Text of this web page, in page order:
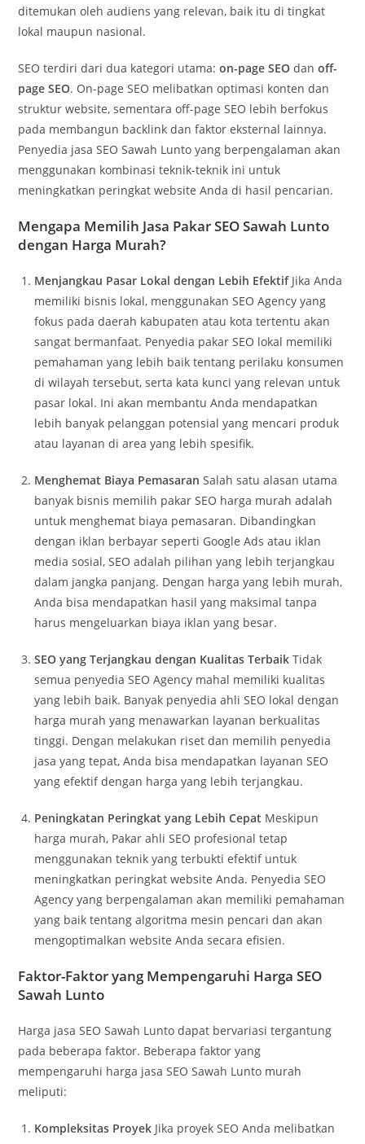
ditemukan oleh audiens yang relevan, baik itu di tingkat
lokal maupun nasional.
SEO terdiri dari dua kategori utama:on-page SEO danoff-
page SEO. On-page SEO melibatkan optimasi konten dan
struktur website, sementara off-page SEO lebih berfokus
pada membangun backlink dan faktor eksternal lainnya.
Penyedia jasa SEO Sawah Lunto yang berpengalaman akan
menggunakan kombinasi teknik-teknik ini untuk
meningkatkan peringkat website Anda di hasil pencarian.
Mengapa Memilih Jasa Pakar SEO Sawah Lunto
dengan Harga Murah?
Menjangkau Pasar Lokal dengan Lebih EfektifJika Anda
memiliki bisnis lokal, menggunakan SEO Agency yang
fokus pada daerah kabupaten atau kota tertentu akan
sangat bermanfaat. Penyedia pakar SEO lokal memiliki
pemahaman yang lebih baik tentang perilaku konsumen
di wilayah tersebut, serta kata kunci yang relevan untuk
pasar lokal. Ini akan membantu Anda mendapatkan
lebih banyak pelanggan potensial yang mencari produk
atau layanan di area yang lebih spesifik.
Menghemat Biaya Pemasaran Salah satu alasan utama
banyak bisnis memilih pakar SEO harga murah adalah
untuk menghemat biaya pemasaran. Dibandingkan
dengan iklan berbayar seperti Google Ads atau iklan
media sosial, SEO adalah pilihan yang lebih terjangkau
dalam jangka panjang. Dengan harga yang lebih murah,
Anda bisa mendapatkan hasil yang maksimal tanpa
harus mengeluarkan biaya iklan yang besar.
SEO yang Terjangkau dengan Kualitas Terbaik Tidak
semua penyedia SEO Agency mahal memiliki kualitas
yang lebih baik. Banyak penyedia ahli SEO lokal dengan
harga murah yang menawarkan layanan berkualitas
tinggi. Dengan melakukan riset dan memilih penyedia
jasa yang tepat, Anda bisa mendapatkan layanan SEO
yang efektif dengan harga yang lebih terjangkau.
Peningkatan Peringkat yang Lebih Cepat Meskipun
harga murah, Pakar ahli SEO profesional tetap
menggunakan teknik yang terbukti efektif untuk
meningkatkan peringkat website Anda. Penyedia SEO
Agency yang berpengalaman akan memiliki pemahaman
yang baik tentang algoritma mesin pencari dan akan
mengoptimalkan website Anda secara efisien.
Faktor-Faktor yang Mempengaruhi Harga SEO
Sawah Lunto
Harga jasa SEO Sawah Lunto dapat bervariasi tergantung
pada beberapa faktor. Beberapa faktor yang
mempengaruhi harga jasa SEO Sawah Lunto murah
meliputi:
Kompleksitas Proyek Jika proyek SEO Anda melibatkan